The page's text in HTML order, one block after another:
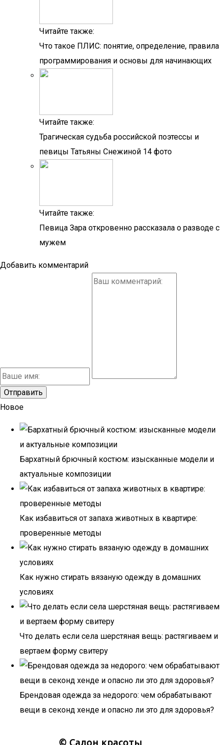
Читайте также:
Что такое ПЛИС: понятие, определение, правила
программирования и основы для начинающих
Читайте также:
Трагическая судьба российской поэтессы и
певицы Татьяны Снежиной 14 фото
Читайте также:
Певица Зара откровенно рассказала о разводе с
мужем
Добавить комментарий
Новое
Бархатный брючный костюм: изысканные модели и
актуальные композиции
Как избавиться от запаха животных в квартире:
проверенные методы
Как нужно стирать вязаную одежду в домашних
условиях
Что делать если села шерстяная вещь: растягиваем и
вертаем форму свитеру
Брендовая одежда за недорого: чем обрабатывают
вещи в секонд хенде и опасно ли это для здоровья?
© Салон красоты